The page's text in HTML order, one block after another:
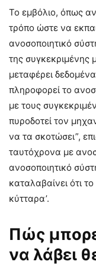
Το εμβόλιο, όπως
τρόπο ώστε να
ανοσοποιητικό
της συγκεκριμένης
μεταφέρει
πληροφορεί το
με τους
πυροδοτεί τον
να τα σκοτώσει”,
ταυτόχρονα με
ανοσοποιητικό
καταλαβαίνει ότι
κύτταρα’.
Πώς
να λάβει